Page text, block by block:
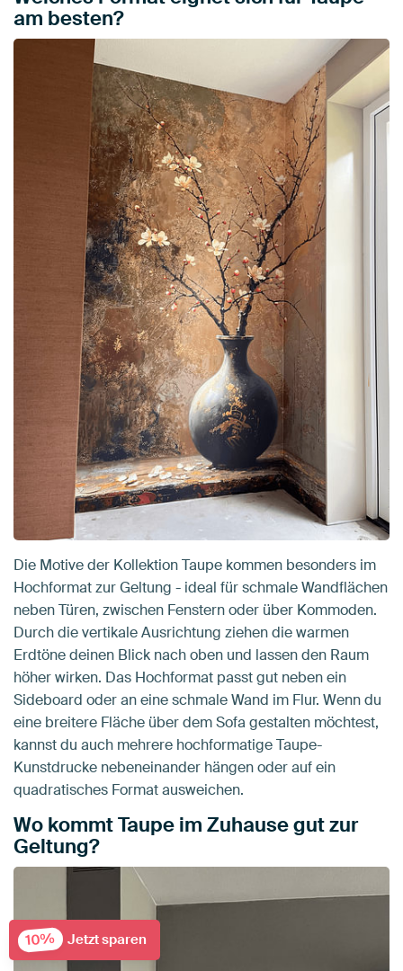
am besten?
Die Motive der Kollektion Taupe kommen besonders im
Hochformat zur Geltung - ideal für schmale Wandflächen
neben Türen, zwischen Fenstern oder über Kommoden.
Durch die vertikale Ausrichtung ziehen die warmen
Erdtöne deinen Blick nach oben und lassen den Raum
höher wirken. Das Hochformat passt gut neben ein
Sideboard oder an eine schmale Wand im Flur. Wenn du
eine breitere Fläche über dem Sofa gestalten möchtest,
kannst du auch mehrere hochformatige Taupe-
Kunstdrucke nebeneinander hängen oder auf ein
quadratisches Format ausweichen.
Wo kommt Taupe im Zuhause gut zur
Geltung?
10% Jetzt sparen